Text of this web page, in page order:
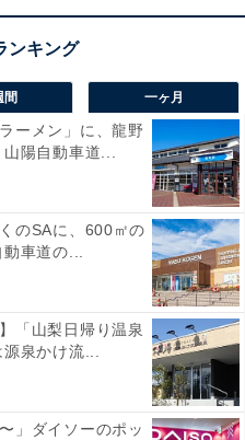
間 一ヶ月
ーメン」に、龍野
陽自動車道...
のSAに、600㎡の
動車道の...
「山梨日帰り温泉
泉かけ流...
」ダイソーのポッ